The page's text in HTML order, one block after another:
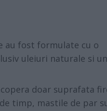
au fost formulate cu o
uleiuri naturale si
doar suprafata
timp, mastile de par